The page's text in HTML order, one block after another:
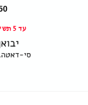
עד 5 תש' ללא ריבית